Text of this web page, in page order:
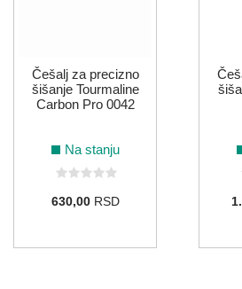
Češalj za precizno
šišanje Tourmaline
Carbon Pro 0042
Na stanju
630,00RSD